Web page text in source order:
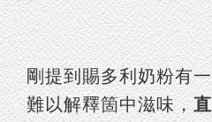
剛提到賜多利奶粉有
難以解釋箇中滋味，